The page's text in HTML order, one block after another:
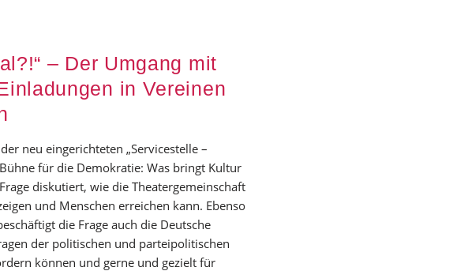
– Der Umgang mit
in Vereinen
neu eingerichteten „Servicestelle –
für die Demokratie: Was bringt Kultur
diskutiert, wie die Theatergemeinschaft
und Menschen erreichen kann. Ebenso
die Frage auch die Deutsche
der politischen und parteipolitischen
können und gerne und gezielt für